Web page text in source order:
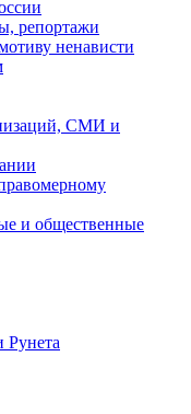
репортажи
ненависти
СМИ и
и общественные
Рунета